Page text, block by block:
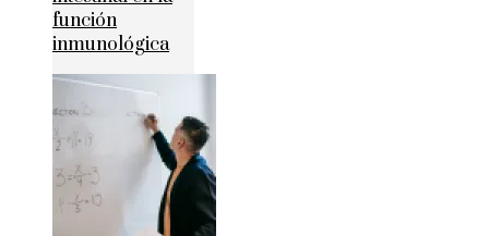
función
inmunológica